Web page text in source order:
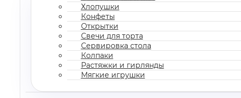
Хлопушки
Конфеты
Открытки
Свечи для торта
Сервировка стола
Колпаки
Растяжки и гирлянды
Мягкие игрушки